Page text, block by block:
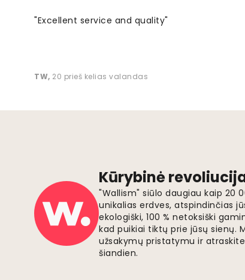
"Excellent service and quality"
TW, 20 prieš kelias valandas
Kūrybinė
"Wallism" siūlo daugiau kaip
unikalias erdves, atspindinčias
ekologiški, 100 % netoksiški
kad puikiai tiktų prie jūsų sienų.
užsakymų pristatymu ir
šiandien.